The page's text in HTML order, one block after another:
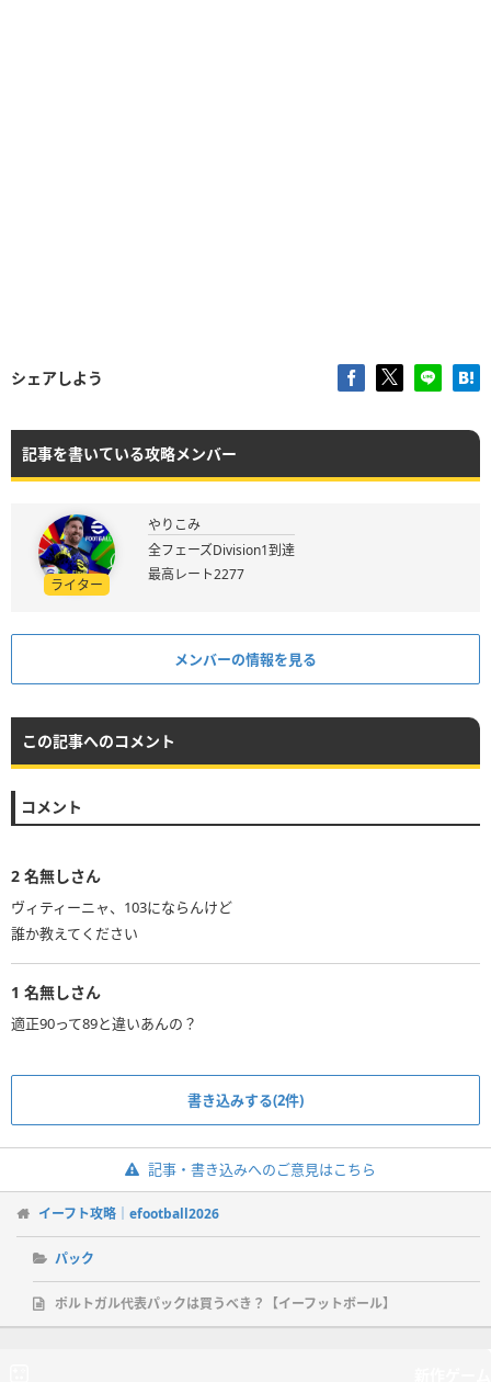
シェアしよう
記事を書いている攻略メンバー
ライター
やりこみ
全フェーズDivision1到達
最高レート2277
メンバーの情報を見る
この記事へのコメント
コメント
2 名無しさん
ヴィティーニャ、103にならんけど
誰か教えてください
1 名無しさん
適正90って89と違いあんの？
書き込みする(2件)
記事・書き込みへのご意見はこちら
イーフト攻略｜efootball2026
パック
ポルトガル代表パックは買うべき？【イーフットボール】